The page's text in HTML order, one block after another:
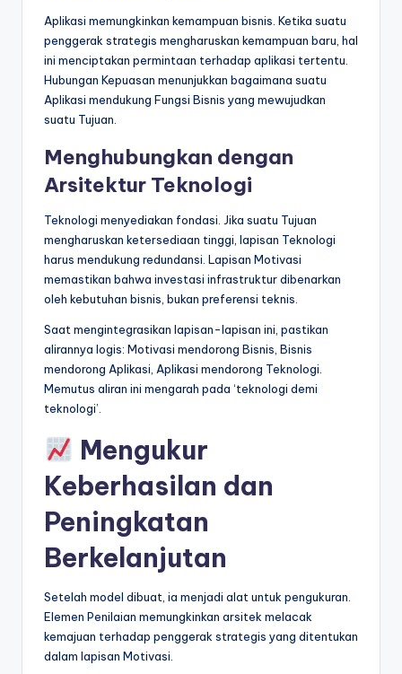
Aplikasi memungkinkan kemampuan bisnis. Ketika suatu
penggerak strategis mengharuskan kemampuan baru, hal
ini menciptakan permintaan terhadap aplikasi tertentu.
Hubungan Kepuasan menunjukkan bagaimana suatu
Aplikasi mendukung Fungsi Bisnis yang mewujudkan
suatu Tujuan.
Menghubungkan dengan
Arsitektur Teknologi
Teknologi menyediakan fondasi. Jika suatu Tujuan
mengharuskan ketersediaan tinggi, lapisan Teknologi
harus mendukung redundansi. Lapisan Motivasi
memastikan bahwa investasi infrastruktur dibenarkan
oleh kebutuhan bisnis, bukan preferensi teknis.
Saat mengintegrasikan lapisan-lapisan ini, pastikan
alirannya logis: Motivasi mendorong Bisnis, Bisnis
mendorong Aplikasi, Aplikasi mendorong Teknologi.
Memutus aliran ini mengarah pada ‘teknologi demi
teknologi’.
Mengukur
Keberhasilan dan
Peningkatan
Berkelanjutan
Setelah model dibuat, ia menjadi alat untuk pengukuran.
Elemen Penilaian memungkinkan arsitek melacak
kemajuan terhadap penggerak strategis yang ditentukan
dalam lapisan Motivasi.